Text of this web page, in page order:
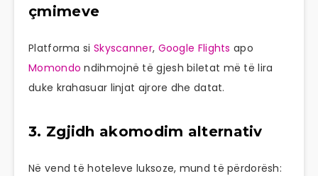
çmimeve
Platforma si Skyscanner, Google Flights apo
Momondo ndihmojnë të gjesh biletat më të lira
duke krahasuar linjat ajrore dhe datat.
3. Zgjidh akomodim alternativ
Në vend të hoteleve luksoze, mund të përdorësh: